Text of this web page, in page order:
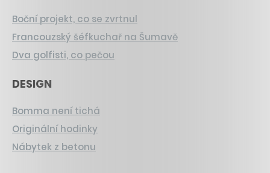
Boční projekt, co se zvrtnul
Francouzský šéfkuchař na Šumavě
Dva golfisti, co pečou
DESIGN
Bomma není tichá
Originální hodinky
Nábytek z betonu